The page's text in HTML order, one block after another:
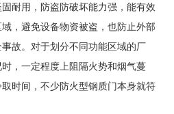
耐用，防盗防破坏能力强，能有效
，避免设备物资被盗，也防止外部
故。对于划分不同功能区域的厂
，一定程度上阻隔火势和烟气蔓
时间，不少防火型钢质门本身就符